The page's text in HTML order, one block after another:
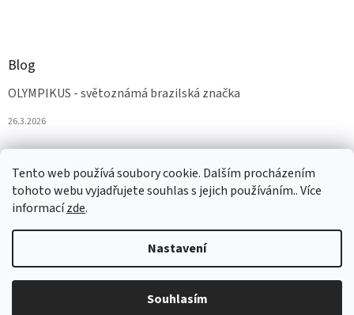
Tento web používá soubory cookie. Dalším procházením
tohoto webu vyjadřujete souhlas s jejich používáním.. Více
informacízde.
Nastavení
Souhlasím
Blog
OLYMPIKUS - světoznámá brazilská značka
26.3.2026
Vytvořil Shoptet
AZAobuv. Všechna práva vyhrazena.